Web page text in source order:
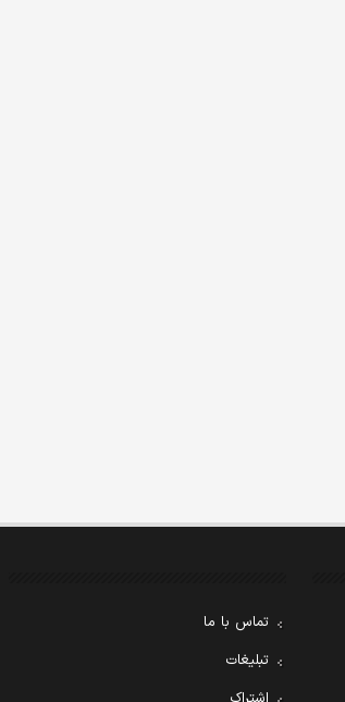
تماس با ما
تبلیغات